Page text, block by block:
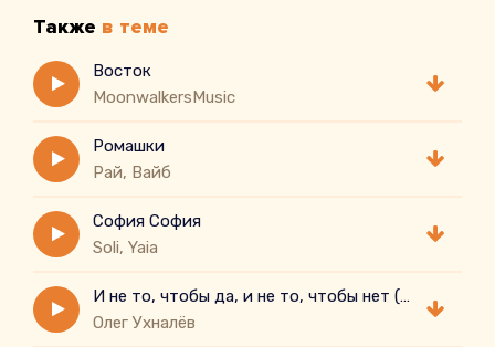
Ведут меня лишь к тебе, но судьба подвела
Отцвела моя любовь
Пусть и вновь и вновь
Также в теме
Восток
MoonwalkersMusic
Ромашки
Рай, Вайб
София София
Soli, Yaia
И не то, чтобы да, и не то, чтобы нет ( cover)
Олег Ухналёв